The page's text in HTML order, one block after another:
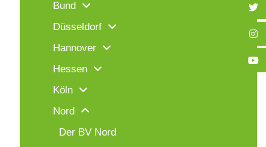
Bund
Düsseldorf
Hannover
Hessen
Köln
Nord
Der BV Nord